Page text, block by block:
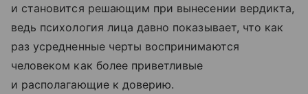
и становится решающим при вынесении вердикта,
ведь психология лица давно показывает, что как
раз усредненные черты воспринимаются
человеком как более приветливые
и располагающие к доверию.